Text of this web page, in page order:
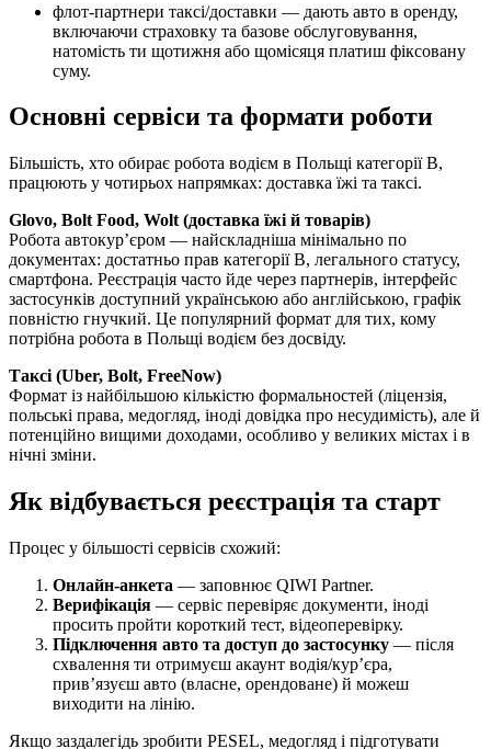
флот-партнери таксі/доставки — дають авто в оренду,
включаючи страховку та базове обслуговування,
натомість ти щотижня або щомісяця платиш фіксовану
суму.
Основні сервіси та формати роботи
Більшість, хто обирає робота водієм в Польщі категорії B,
працюють у чотирьох напрямках: доставка їжі та таксі.
Glovo, Bolt Food, Wolt (доставка їжі й товарів)
Робота автокур’єром — найскладніша мінімально по
документах: достатньо прав категорії B, легального статусу,
смартфона. Реєстрація часто йде через партнерів, інтерфейс
застосунків доступний українською або англійською, графік
повністю гнучкий. Це популярний формат для тих, кому
потрібна робота в Польщі водієм без досвіду.
Таксі (Uber, Bolt, FreeNow)
Формат із найбільшою кількістю формальностей (ліцензія,
польські права, медогляд, іноді довідка про несудимість), але й
потенційно вищими доходами, особливо у великих містах і в
нічні зміни.
Як відбувається реєстрація та старт
Процес у більшості сервісів схожий:
Онлайн-анкета — заповнює QIWI Partner.
Верифікація — сервіс перевіряє документи, іноді
просить пройти короткий тест, відеоперевірку.
Підключення авто та доступ до застосунку — після
схвалення ти отримуєш акаунт водія/кур’єра,
прив’язуєш авто (власне, орендоване) й можеш
виходити на лінію.
Якщо заздалегідь зробити PESEL, медогляд і підготувати